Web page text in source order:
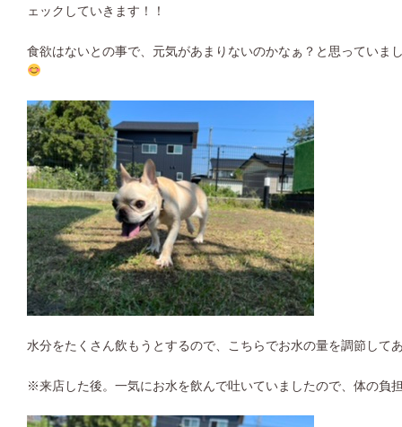
ェックしていきます！！
食欲はないとの事で、元気があまりないのかなぁ？と思っていま
水分をたくさん飲もうとするので、こちらでお水の量を調節して
※来店した後。一気にお水を飲んで吐いていましたので、体の負